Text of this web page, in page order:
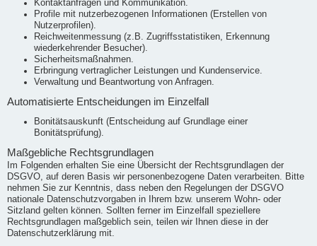
Kontaktanfragen und Kommunikation.
Profile mit nutzerbezogenen Informationen (Erstellen von
Nutzerprofilen).
Reichweitenmessung (z.B. Zugriffsstatistiken, Erkennung
wiederkehrender Besucher).
Sicherheitsmaßnahmen.
Erbringung vertraglicher Leistungen und Kundenservice.
Verwaltung und Beantwortung von Anfragen.
Automatisierte Entscheidungen im Einzelfall
Bonitätsauskunft (Entscheidung auf Grundlage einer
Bonitätsprüfung).
Maßgebliche Rechtsgrundlagen
Im Folgenden erhalten Sie eine Übersicht der Rechtsgrundlagen der
DSGVO, auf deren Basis wir personenbezogene Daten verarbeiten. Bitte
nehmen Sie zur Kenntnis, dass neben den Regelungen der DSGVO
nationale Datenschutzvorgaben in Ihrem bzw. unserem Wohn- oder
Sitzland gelten können. Sollten ferner im Einzelfall speziellere
Rechtsgrundlagen maßgeblich sein, teilen wir Ihnen diese in der
Datenschutzerklärung mit.